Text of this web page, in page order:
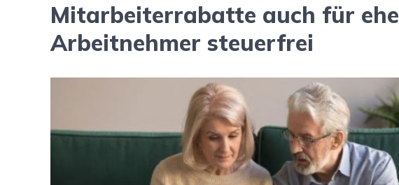
Mitarbeiterrabatte auch für
Arbeitnehmer steuerfrei